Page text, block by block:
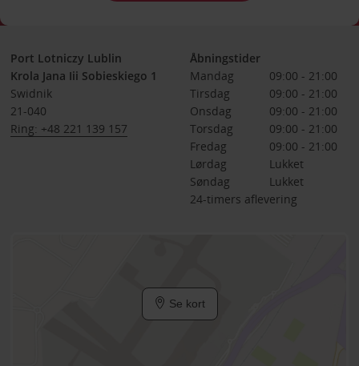
Port Lotniczy Lublin
Krola Jana Iii Sobieskiego 1
Swidnik
21-040
Ring: +48 221 139 157
Åbningstider
Mandag
09:00 - 21:00
Tirsdag
09:00 - 21:00
Onsdag
09:00 - 21:00
Torsdag
09:00 - 21:00
Fredag
09:00 - 21:00
Lørdag
Lukket
Søndag
Lukket
24-timers aflevering
Se kort